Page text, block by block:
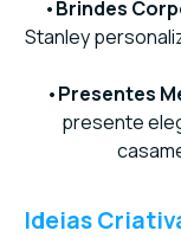
•Brindes
Stanley
•Presentes
presente
Ideias